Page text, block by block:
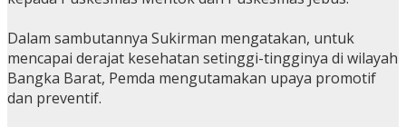
Dalam sambutannya Sukirman mengatakan, untuk
mencapai derajat kesehatan setinggi-tingginya di wilayah
Bangka Barat, Pemda mengutamakan upaya promotif
dan preventif.